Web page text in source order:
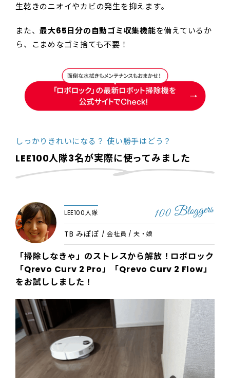
生乾きのニオイやカビの発生を抑えます。
また、最大65日分の自動ゴミ収集機能を備えているか
ら、こまめなゴミ捨ても不要！
しっかりきれいになる？ 使い勝手はどう？
LEE100人隊3名が実際に使ってみました
LEE100人隊
TB みぽぽ / 会社員 / 夫・娘
「掃除しなきゃ」のストレスから解放！ロボロック
「Qrevo Curv 2 Pro」「Qrevo Curv 2 Flow」
をお試ししました！